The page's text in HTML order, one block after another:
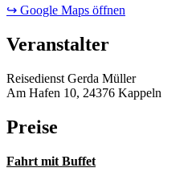
↪ Google Maps öffnen
Veranstalter
Reisedienst Gerda Müller
Am Hafen 10, 24376 Kappeln
Preise
Fahrt mit Buffet